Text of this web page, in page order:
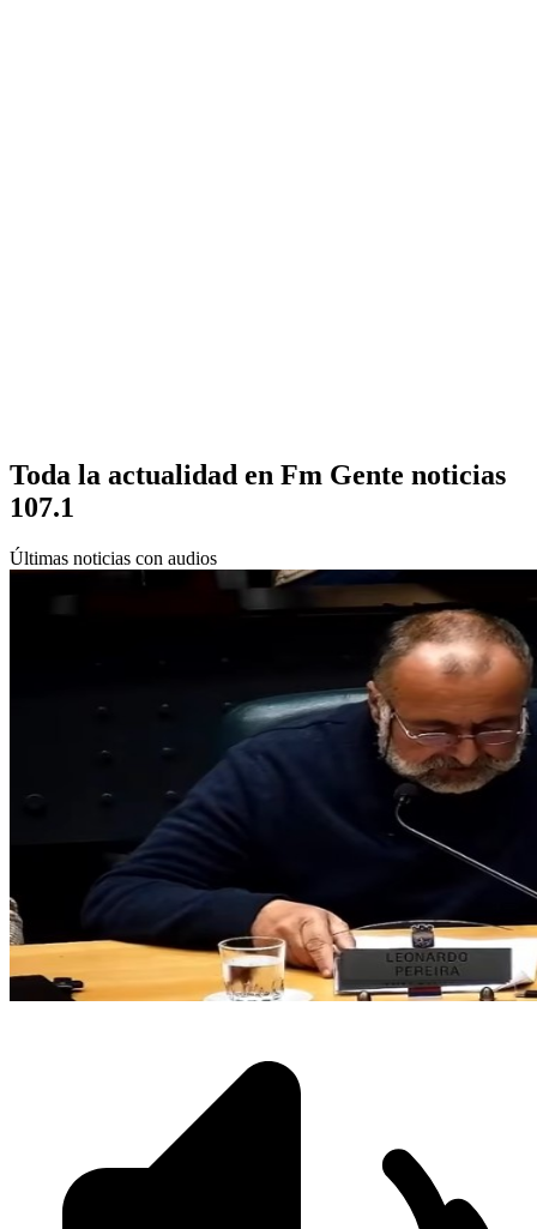
Toda la actualidad en Fm Gente noticias
107.1
Últimas noticias con audios